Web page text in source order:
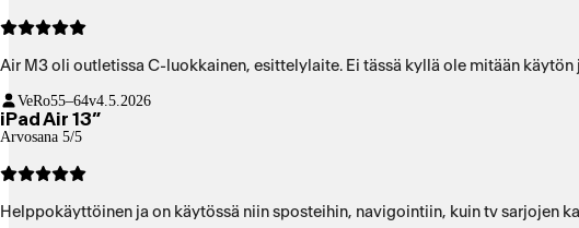
Air M3 oli outletissa C-luokkainen, esittelylaite. Ei tässä kyllä
VeRo55–64v4.5.2026
iPad Air 13”
Arvosana 5/5
Helppokäyttöinen ja on käytössä niin sposteihin, navigointiin, kuin tv sarjojen